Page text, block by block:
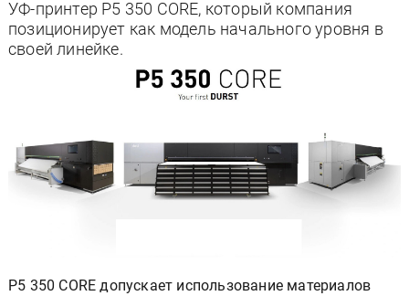
УФ-принтер P5 350 CORE, который компания
позиционирует как модель начального уровня в
своей линейке.
P5 350 CORE допускает использование материалов